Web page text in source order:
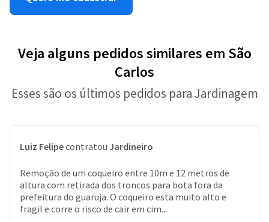
Veja alguns pedidos similares em São
Carlos
Esses são os últimos pedidos para Jardinagem
Luiz Felipecontratou Jardineiro
Remoção de um coqueiro entre 10m e 12 metros de
altura com retirada dos troncos para bota fora da
prefeitura do guaruja. O coqueiro esta muito alto e
fragil e corre o risco de cair em cim...